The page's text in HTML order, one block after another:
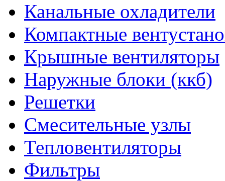
Канальные охладители
Компактные
Крышные вентиляторы
Наружные блоки (ккб)
Решетки
Смесительные узлы
Тепловентиляторы
Фильтры